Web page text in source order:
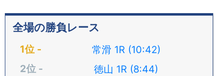
全場の勝負レース
常滑 1R (10:42)
徳山 1R (8:44)